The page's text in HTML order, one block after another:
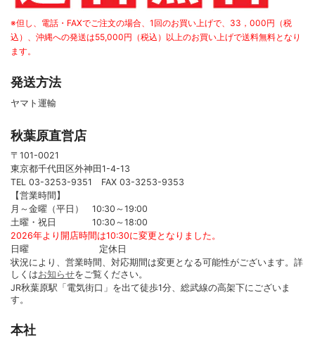
※但し、電話・FAXでご注文の場合、1回のお買い上げで、33，000円（税
込）、沖縄への発送は55,000円（税込）以上のお買い上げで送料無料となり
ます。
発送方法
ヤマト運輸
秋葉原直営店
〒101-0021
東京都千代田区外神田1-4-13
TEL 03-3253-9351 FAX 03-3253-9353
【営業時間】
月～金曜（平日） 10:30～19:00
土曜・祝日 10:30～18:00
2026年より開店時間は10:30に変更となりました。
日曜 定休日
状況により、営業時間、対応期間は変更となる可能性がございます。詳
しくはお知らせをご覧ください。
JR秋葉原駅「電気街口」を出て徒歩1分、総武線の高架下にございま
す。
本社